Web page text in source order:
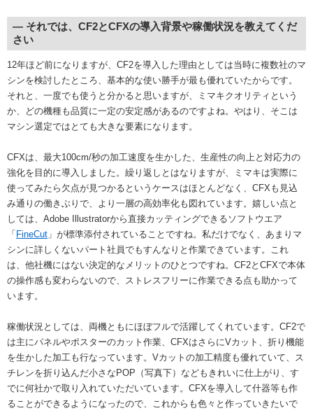
― それでは、CF2とCFXの導入背景や稼働状況を教えてくだ
さい
12年ほど前になりますが、CF2を導入した理由としては当時に複数社のマ
シンを検討したところ、基本的な使い勝手が最も優れていたからです。
それと、一度でも使うと分かると思いますが、ミマキクオリティという
か、どの機種も品質に一定の安定感があるのですよね。やはり、そこは
マシン選定ではとても大きな要素になります。
CFXは、最大100cm/秒の加工速度を生かした、生産性の向上と対応力の
強化を目的に導入しました。繰り返しとはなりますが、ミマキは実際に
使ってみたら欠点が見つかるというケースはほとんどなく、CFXも見込
み通りの働きぶりで、より一層の高効率化も図れています。嬉しい点と
しては、Adobe Illustratorから直接カッティングできるソフトウエア
「 FineCut 」が標準添付されていることですね。私だけでなく、あまりマ
シンに詳しくないパート社員でもすんなりと作業できています。これ
は、他社機にはない決定的なメリットのひとつですね。CF2とCFXで本体
の操作感も変わらないので、ストレスフリーに作業できる点も助かって
います。
稼働状況としては、両機ともにほぼフルで活躍してくれています。CF2で
は主にパネルやポスターのカット作業、CFXはさらにVカット、折り機能
を生かした加工も行なっています。Vカットの加工精度も優れていて、ス
チレンを折り込んだ小さなPOP（写真下）などもきれいに仕上がり、す
でに何社かで取り入れていただいています。CFXを導入して什器等も作
ることができるようになったので、これからも色々と作っていきたいで